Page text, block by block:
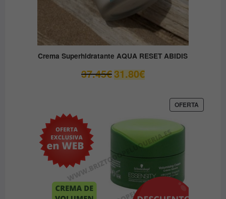
Crema Superhidratante AQUA RESET ABIDIS
37.45€ El
precio
31.80€El
precio
OFERTA
EN